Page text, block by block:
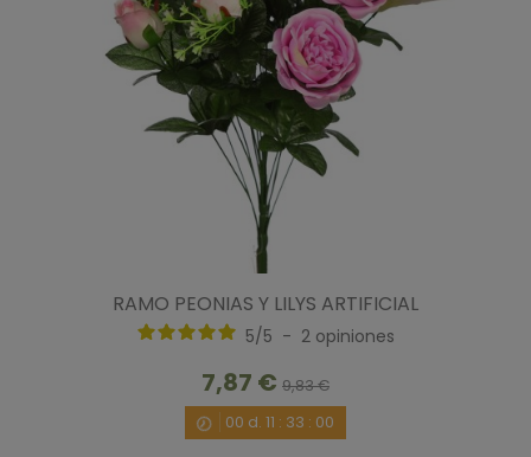
RAMO PEONIAS Y LILYS ARTIFICIAL
5/5 - 2 opiniones
7,87 € 9,83 €
00 d. 11 : 32 : 59